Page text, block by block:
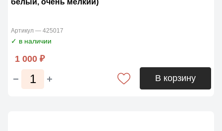
белый, очень мелкий)
Артикул — 425017
✓ в наличии
1 000 ₽
В корзину